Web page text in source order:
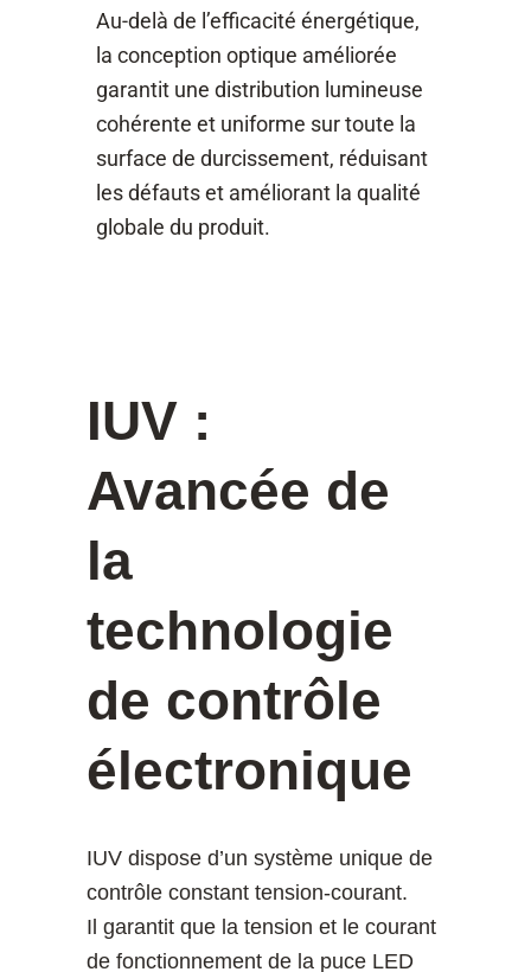
Au-delà de l’efficacité énergétique,
la conception optique améliorée
garantit une distribution lumineuse
cohérente et uniforme sur toute la
surface de durcissement, réduisant
les défauts et améliorant la qualité
globale du produit.
IUV :
Avancée de
la
technologie
de contrôle
électronique
IUV dispose d’un système unique de
contrôle constant tension-courant.
Il garantit que la tension et le courant
de fonctionnement de la puce LED